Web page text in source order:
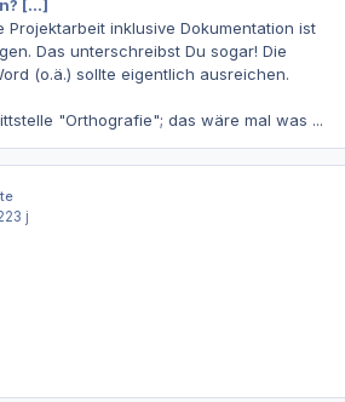
[...]
Projektarbeit inklusive Dokumentation ist
Das unterschreibst Du sogar! Die
(o.ä.) sollte eigentlich ausreichen.
"Orthografie"; das wäre mal was ...
23 j